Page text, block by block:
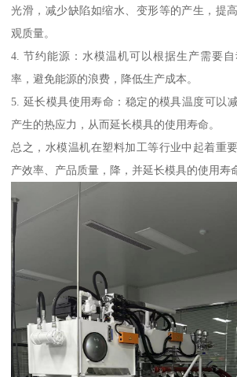
光滑，减少缺陷如缩水、变形等的产生，提
观质量。
4. 节约能源：水模温机可以根据生产需要
率，避免能源的浪费，降低生产成本。
5. 延长模具使用寿命：稳定的模具温度可以
产生的热应力，从而延长模具的使用寿命。
总之，水模温机在塑料加工等行业中起着重
产效率、产品质量，降，并延长模具的使用寿